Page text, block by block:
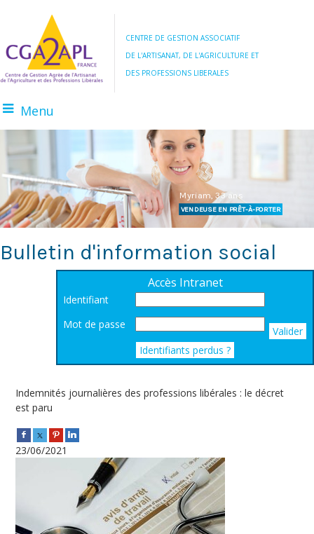
CENTRE DE GESTION ASSOCIATIF
DE L'ARTISANAT, DE L'AGRICULTURE ET
DES PROFESSIONS LIBERALES
Menu
Myriam, 33 ans
VENDEUSE EN PRÊT-À-PORTER
AGRICULTEUR
BOULANGER
Bulletin d'information social
Accès Intranet
Identifiant
Mot de passe
Valider
Identifiants perdus ?
Indemnités journalières des professions libérales : le décret
est paru
23/06/2021